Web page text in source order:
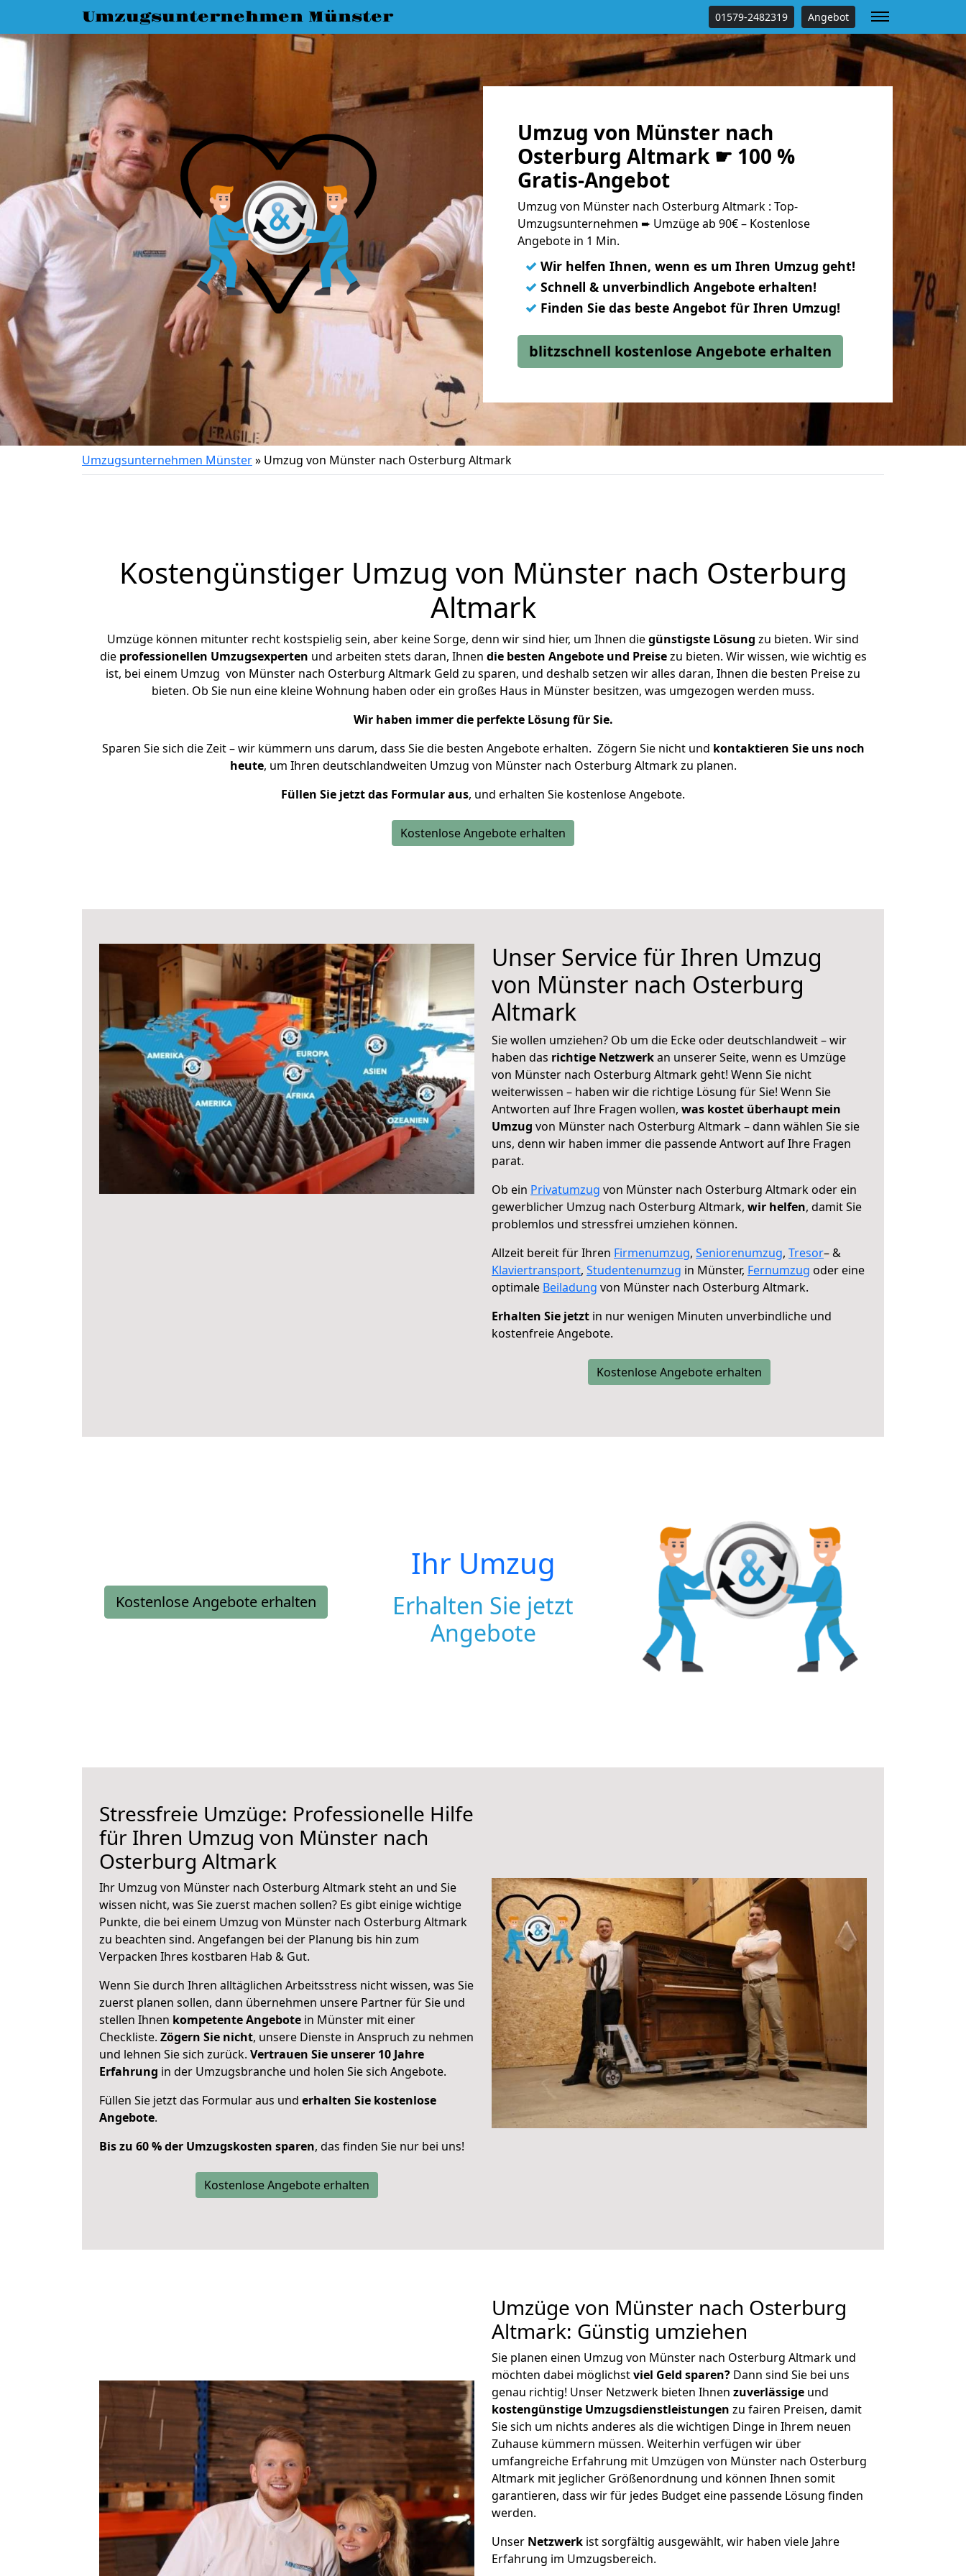
Umzugsunternehmen Münster 01579-2482319 Angebot
Umzug von Münster nach
Osterburg Altmark ☛ 100 %
Gratis-Angebot
Umzug von Münster nach Osterburg Altmark : Top-
Umzugsunternehmen ➨ Umzüge ab 90€ – Kostenlose
Angebote in 1 Min.
✓ Wir helfen Ihnen, wenn es um Ihren Umzug geht!
✓ Schnell & unverbindlich Angebote erhalten!
✓ Finden Sie das beste Angebot für Ihren Umzug!
blitzschnell kostenlose Angebote erhalten
Umzugsunternehmen Münster» Umzug von Münster nach Osterburg Altmark
Kostengünstiger Umzug von Münster nach Osterburg
Altmark
Umzüge können mitunter recht kostspielig sein, aber keine Sorge, denn wir sind hier, um Ihnen diegünstigste Lösung zu bieten. Wir sind
die professionellen Umzugsexperten und arbeiten stets daran, Ihnen die besten Angebote und Preisezu bieten. Wir wissen, wie wichtig es
ist, bei einem Umzug von Münster nach Osterburg Altmark Geld zu sparen, und deshalb setzen wir alles daran, Ihnen die besten Preise zu
bieten. Ob Sie nun eine kleine Wohnung haben oder ein großes Haus in Münster besitzen, was umgezogen werden muss.
Wir haben immer die perfekte Lösung für Sie.
Sparen Sie sich die Zeit – wir kümmern uns darum, dass Sie die besten Angebote erhalten. Zögern Sie nicht und kontaktieren Sie uns noch
heute, um Ihren deutschlandweiten Umzug von Münster nach Osterburg Altmark zu planen.
Füllen Sie jetzt das Formular aus, und erhalten Sie kostenlose Angebote.
Kostenlose Angebote erhalten
Unser Service für Ihren Umzug
von Münster nach Osterburg
Altmark
Sie wollen umziehen? Ob um die Ecke oder deutschlandweit – wir
haben das richtige Netzwerkan unserer Seite, wenn es Umzüge
von Münster nach Osterburg Altmark geht! Wenn Sie nicht
weiterwissen – haben wir die richtige Lösung für Sie! Wenn Sie
Antworten auf Ihre Fragen wollen, was kostet überhaupt mein
Umzug von Münster nach Osterburg Altmark – dann wählen Sie sie
uns, denn wir haben immer die passende Antwort auf Ihre Fragen
parat.
Ob ein Privatumzug von Münster nach Osterburg Altmark oder ein
gewerblicher Umzug nach Osterburg Altmark, wir helfen, damit Sie
problemlos und stressfrei umziehen können.
Allzeit bereit für Ihren Firmenumzug, Seniorenumzug, Tresor– &
Klaviertransport, Studentenumzug in Münster, Fernumzug oder eine
optimale Beiladung von Münster nach Osterburg Altmark.
Erhalten Sie jetzt in nur wenigen Minuten unverbindliche und
kostenfreie Angebote.
Kostenlose Angebote erhalten
Kostenlose Angebote erhalten
Ihr Umzug
Erhalten Sie jetzt
Angebote
Stressfreie Umzüge: Professionelle Hilfe
für Ihren Umzug von Münster nach
Osterburg Altmark
Ihr Umzug von Münster nach Osterburg Altmark steht an und Sie
wissen nicht, was Sie zuerst machen sollen? Es gibt einige wichtige
Punkte, die bei einem Umzug von Münster nach Osterburg Altmark
zu beachten sind. Angefangen bei der Planung bis hin zum
Verpacken Ihres kostbaren Hab & Gut.
Wenn Sie durch Ihren alltäglichen Arbeitsstress nicht wissen, was Sie
zuerst planen sollen, dann übernehmen unsere Partner für Sie und
stellen Ihnen kompetente Angebote in Münster mit einer
Checkliste. Zögern Sie nicht, unsere Dienste in Anspruch zu nehmen
und lehnen Sie sich zurück. Vertrauen Sie unserer 10 Jahre
Erfahrung in der Umzugsbranche und holen Sie sich Angebote.
Füllen Sie jetzt das Formular aus und erhalten Sie kostenlose
Angebote.
Bis zu 60 % der Umzugskosten sparen, das finden Sie nur bei uns!
Kostenlose Angebote erhalten
Umzüge von Münster nach Osterburg
Altmark: Günstig umziehen
Sie planen einen Umzug von Münster nach Osterburg Altmark und
möchten dabei möglichstviel Geld sparen? Dann sind Sie bei uns
genau richtig! Unser Netzwerk bieten Ihnen zuverlässige und
kostengünstige Umzugsdienstleistungen zu fairen Preisen, damit
Sie sich um nichts anderes als die wichtigen Dinge in Ihrem neuen
Zuhause kümmern müssen. Weiterhin verfügen wir über
umfangreiche Erfahrung mit Umzügen von Münster nach Osterburg
Altmark mit jeglicher Größenordnung und können Ihnen somit
garantieren, dass wir für jedes Budget eine passende Lösung finden
werden.
Unser Netzwerk ist sorgfältig ausgewählt, wir haben viele Jahre
Erfahrung im Umzugsbereich.